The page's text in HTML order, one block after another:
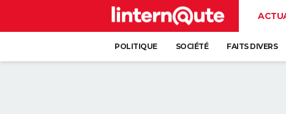
POLITIQUE SOCIÉTÉ FAITS DIVERS